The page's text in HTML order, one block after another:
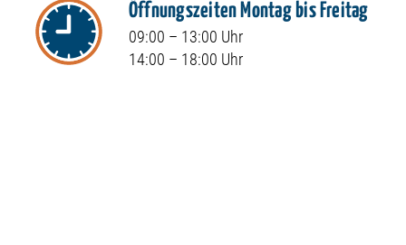
Öffnungszeiten Montag bis Freitag
09:00 – 13:00 Uhr
14:00 – 18:00 Uhr